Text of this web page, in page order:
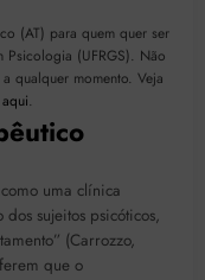
(AT) para quem quer ser
Psicologia (UFRGS). Não
qualquer momento. Veja
.
uma clínica
sujeitos psicóticos,
(Carrozzo,
que o